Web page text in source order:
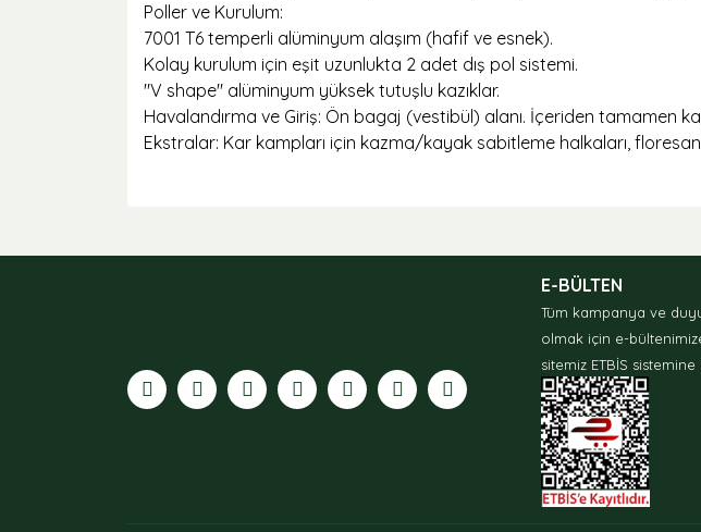
Poller ve Kurulum:
7001 T6 temperli alüminyum alaşım (hafif ve esnek).
Kolay kurulum için eşit uzunlukta 2 adet dış pol sistemi.
"V shape" alüminyum yüksek tutuşlu kazıklar.
Havalandırma ve Giriş: Ön bagaj (vestibül) alanı. İçeriden tamamen
Ekstralar: Kar kampları için kazma/kayak sabitleme halkaları,
Ürün fiyatı diğer sitelerden daha pahalı.
Bu ürüne benzer farklı alternatifler olmalı.
E-BÜLTEN
Tüm kampanya ve
olmak için e-
sitemiz ETBİS sistemine